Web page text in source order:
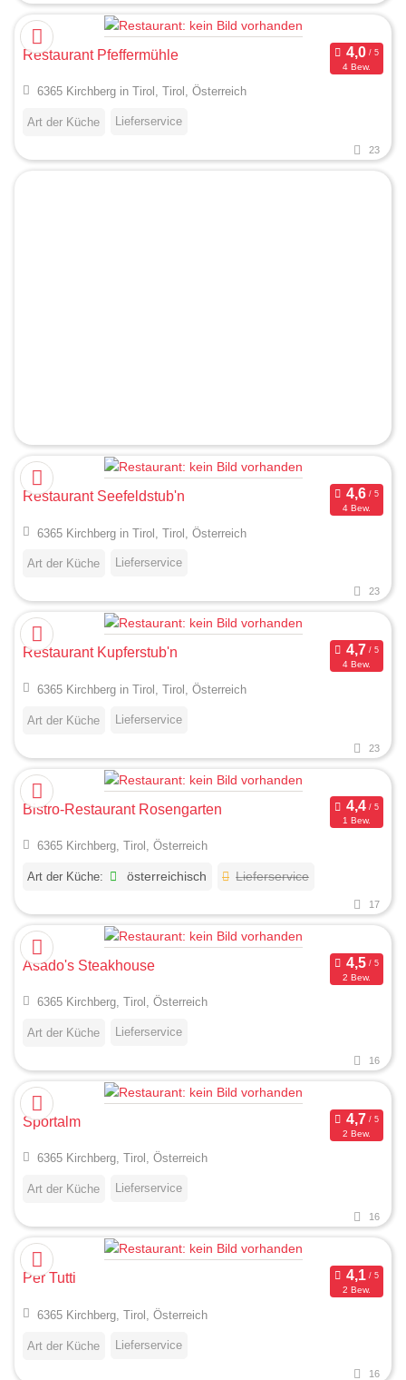
Restaurant Pfeffermühle
4 Bew.
6365 Kirchberg in Tirol, Tirol, Österreich
Art der Küche Lieferservice
23
Restaurant Seefeldstub'n
4 Bew.
6365 Kirchberg in Tirol, Tirol, Österreich
Art der Küche Lieferservice
23
Restaurant Kupferstub'n
4 Bew.
6365 Kirchberg in Tirol, Tirol, Österreich
Art der Küche Lieferservice
23
Bistro-Restaurant Rosengarten
1 Bew.
6365 Kirchberg, Tirol, Österreich
Art der Küche: österreichisch Lieferservice
17
Asado's Steakhouse
2 Bew.
6365 Kirchberg, Tirol, Österreich
Art der Küche Lieferservice
16
Sportalm
2 Bew.
6365 Kirchberg, Tirol, Österreich
Art der Küche Lieferservice
16
Per Tutti
2 Bew.
6365 Kirchberg, Tirol, Österreich
Art der Küche Lieferservice
16